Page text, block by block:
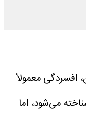
افسردگی معمولاً
می‌شود، اما